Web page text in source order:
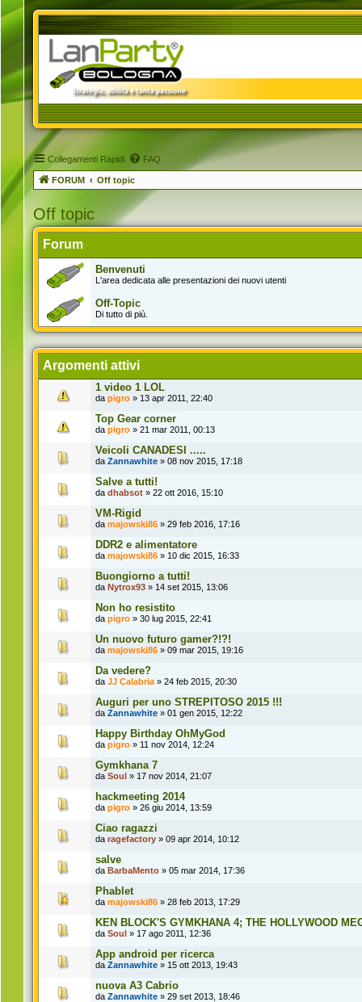
Collegamenti Rapidi FAQ
FORUM Off topic
Off topic
Forum
Benvenuti
L'area dedicata alle presentazioni dei nuovi utenti
Off-Topic
Di tutto di più.
Argomenti attivi
1 video 1 LOL
da pigro » 13 apr 2011, 22:40
Top Gear corner
da pigro » 21 mar 2011, 00:13
Veicoli CANADESI .....
da Zannawhite » 08 nov 2015, 17:18
Salve a tutti!
da dhabsot » 22 ott 2016, 15:10
VM-Rigid
da majowski86 » 29 feb 2016, 17:16
DDR2 e alimentatore
da majowski86 » 10 dic 2015, 16:33
Buongiorno a tutti!
da Nytrox93 » 14 set 2015, 13:06
Non ho resistito
da pigro » 30 lug 2015, 22:41
Un nuovo futuro gamer?!?!
da majowski86 » 09 mar 2015, 19:16
Da vedere?
da JJ Calabria » 24 feb 2015, 20:30
Auguri per uno STREPITOSO 2015 !!!
da Zannawhite » 01 gen 2015, 12:22
Happy Birthday OhMyGod
da pigro » 11 nov 2014, 12:24
Gymkhana 7
da Soul » 17 nov 2014, 21:07
hackmeeting 2014
da pigro » 26 giu 2014, 13:59
Ciao ragazzi
da ragefactory » 09 apr 2014, 10:12
salve
da BarbaMento » 05 mar 2014, 17:36
Phablet
da majowski86 » 28 feb 2013, 17:29
KEN BLOCK'S GYMKHANA 4; THE HOLLYWOOD
da Soul » 17 ago 2011, 12:36
App android per ricerca
da Zannawhite » 15 ott 2013, 19:43
nuova A3 Cabrio
da Zannawhite » 29 set 2013, 18:46